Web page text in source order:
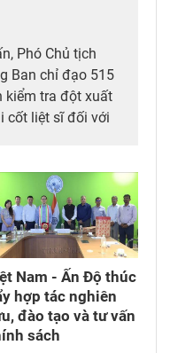
Phó Chủ tịch
Ban chỉ đạo 515
kiểm tra đột xuất
cốt liệt sĩ đối với
sĩ tham gia
Nam - Ấn Độ thúc
hợp tác nghiên
đào tạo và tư vấn
sách